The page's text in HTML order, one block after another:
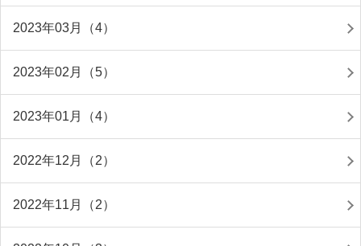
2023年03月（4）
2023年02月（5）
2023年01月（4）
2022年12月（2）
2022年11月（2）